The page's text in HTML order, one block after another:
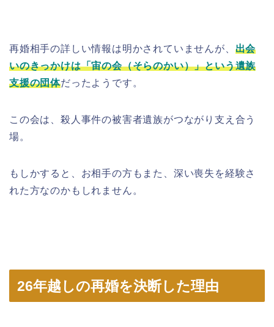
再婚相手の詳しい情報は明かされていませんが、 出会
いのきっかけは「宙の会（そらのかい）」という遺族
支援の団体だったようです。
この会は、殺人事件の被害者遺族がつながり支え合う
場。
もしかすると、お相手の方もまた、深い喪失を経験さ
れた方なのかもしれません。
26年越しの再婚を決断した理由